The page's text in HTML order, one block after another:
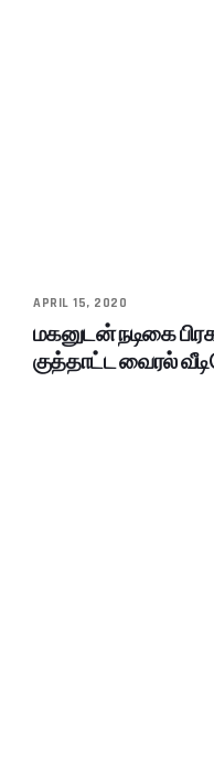
APRIL 15, 2020
மகனுடன் நடிகை
குத்தாட்ட வைரல்